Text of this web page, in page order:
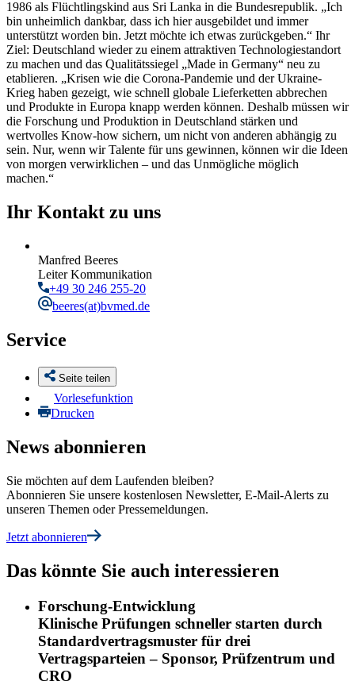
1986 als Flüchtlingskind aus Sri Lanka in die Bundesrepublik. „Ich
bin unheimlich dankbar, dass ich hier ausgebildet und immer
unterstützt worden bin. Jetzt möchte ich etwas zurückgeben.“ Ihr
Ziel: Deutschland wieder zu einem attraktiven Technologiestandort
zu machen und das Qualitätssiegel „Made in Germany“ neu zu
etablieren. „Krisen wie die Corona-Pandemie und der Ukraine-
Krieg haben gezeigt, wie schnell globale Lieferketten abbrechen
und Produkte in Europa knapp werden können. Deshalb müssen wir
die Forschung und Produktion in Deutschland stärken und
wertvolles Know-how sichern, um nicht von anderen abhängig zu
sein. Nur, wenn wir Talente für uns gewinnen, können wir die Ideen
von morgen verwirklichen – und das Unmögliche möglich
machen.“
Ihr Kontakt zu uns
Manfred Beeres
Leiter Kommunikation
+49 30 246 255-20
beeres(at)bvmed.de
Service
Seite teilen
Vorlesefunktion
Drucken
News abonnieren
Sie möchten auf dem Laufenden bleiben?
Abonnieren Sie unsere kostenlosen Newsletter, E-Mail-Alerts zu
unseren Themen oder Pressemeldungen.
Jetzt abonnieren
Das könnte Sie auch interessieren
Forschung-Entwicklung
Klinische Prüfungen schneller starten durch
Standardvertragsmuster für drei
Vertragsparteien – Sponsor, Prüfzentrum und
CRO